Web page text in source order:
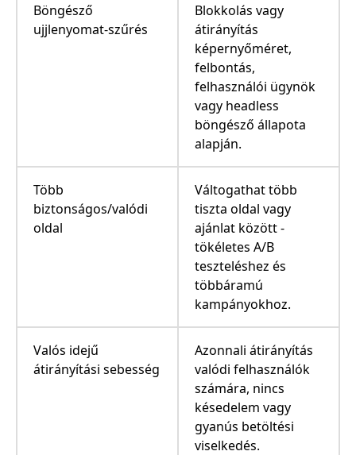
Böngésző
ujjlenyomat-szűrés
Blokkolás vagy
átirányítás
képernyőméret,
felbontás,
felhasználói ügynök
vagy headless
böngésző állapota
alapján.
Több
biztonságos/valódi
oldal
Váltogathat több
tiszta oldal vagy
ajánlat között -
tökéletes A/B
teszteléshez és
többáramú
kampányokhoz.
Valós idejű
átirányítási sebesség
Azonnali átirányítás
valódi felhasználók
számára, nincs
késedelem vagy
gyanús betöltési
viselkedés.